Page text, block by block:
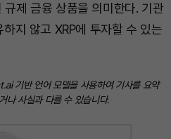
규제 금융 상품을 의미한다. 기관
지 않고 XRP에 투자할 수 있는
기반 언어 모델을 사용하여 기사를 요약
나 사실과 다를 수 있습니다.